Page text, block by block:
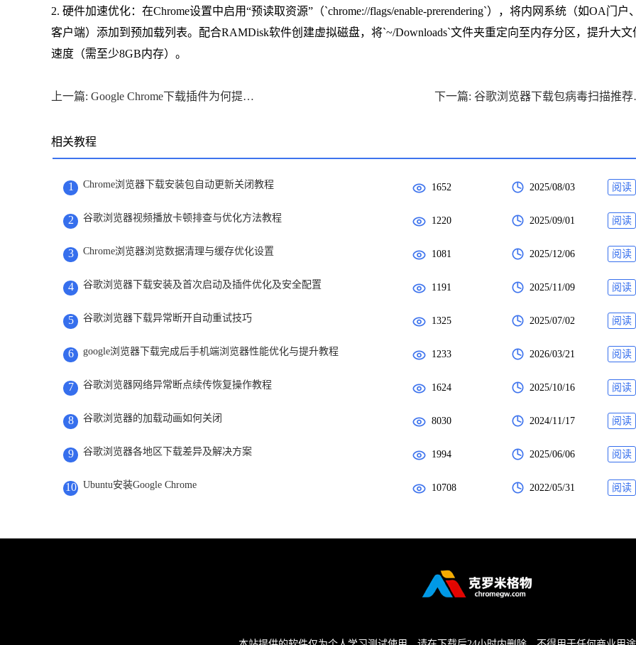
2. 硬件加速优化：在Chrome设置中启用“预读取资源”（`chrome://flags/enable-prerendering`），将内网系统（如OA门户
客户端）添加到预加载列表。配合RAMDisk软件创建虚拟磁盘，将`~/Downloads`文件夹重定向至内存分区，提升大文
速度（需至少8GB内存）。
上一篇: Google Chrome下载插件为何提示风险应用 下一
相关教程
1 Chrome浏览器下载安装包自动更新关闭教程 1652 2025/08/03 阅读
2 谷歌浏览器视频播放卡顿排查与优化方法教程 1220 2025/09/01 阅读
3 Chrome浏览器浏览数据清理与缓存优化设置 1081 2025/12/06 阅读
4 谷歌浏览器下载安装及首次启动及插件优化及安全配置 1191 2025/11/09 阅读
5 谷歌浏览器下载异常断开自动重试技巧 1325 2025/07/02 阅读
6 google浏览器下载完成后手机端浏览器性能优化与提升教程 1233 2026/03/21 阅读
7 谷歌浏览器网络异常断点续传恢复操作教程 1624 2025/10/16 阅读
8 谷歌浏览器的加载动画如何关闭 8030 2024/11/17 阅读
9 谷歌浏览器各地区下载差异及解决方案 1994 2025/06/06 阅读
10 Ubuntu安装Google Chrome 10708 2022/05/31 阅读